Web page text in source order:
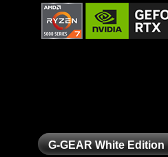
G-GEAR White Edition